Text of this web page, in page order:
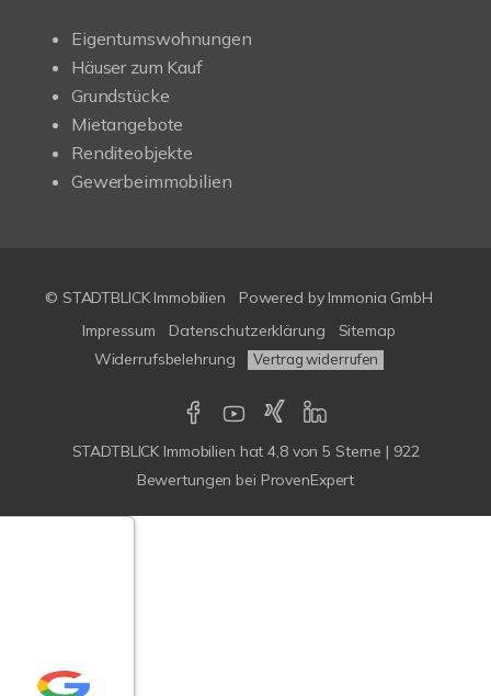
Eigentumswohnungen
Häuser zum Kauf
Grundstücke
Mietangebote
Renditeobjekte
Gewerbeimmobilien
© STADTBLICK Immobilien Powered by Immonia GmbH
Impressum
Datenschutzerklärung
Sitemap
Widerrufsbelehrung
Vertrag widerrufen
STADTBLICK Immobilien hat4,8von5 Sterne | 922
Bewertungen bei ProvenExpert